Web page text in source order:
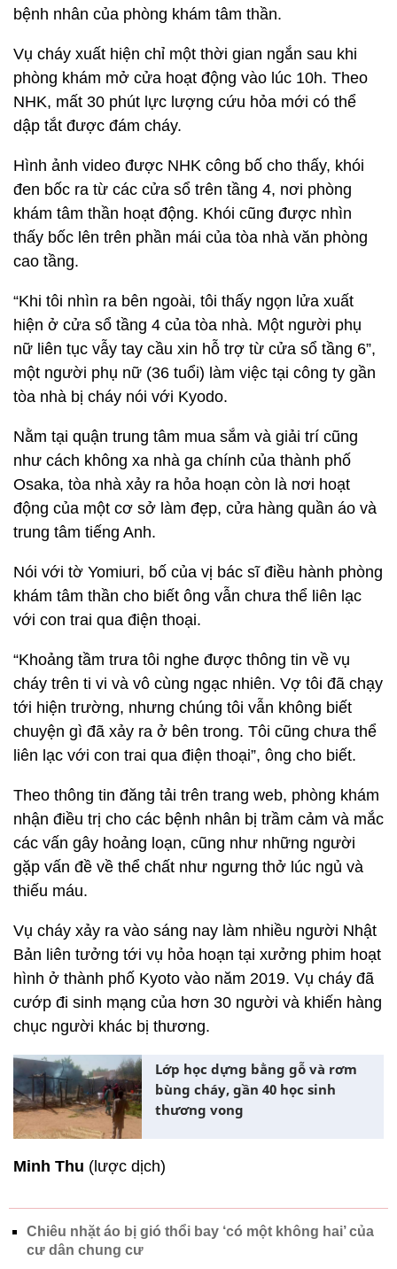
bệnh nhân của phòng khám tâm thần.
Vụ cháy xuất hiện chỉ một thời gian ngắn sau khi
phòng khám mở cửa hoạt động vào lúc 10h. Theo
NHK, mất 30 phút lực lượng cứu hỏa mới có thể
dập tắt được đám cháy.
Hình ảnh video được NHK công bố cho thấy, khói
đen bốc ra từ các cửa sổ trên tầng 4, nơi phòng
khám tâm thần hoạt động. Khói cũng được nhìn
thấy bốc lên trên phần mái của tòa nhà văn phòng
cao tầng.
“Khi tôi nhìn ra bên ngoài, tôi thấy ngọn lửa xuất
hiện ở cửa sổ tầng 4 của tòa nhà. Một người phụ
nữ liên tục vẫy tay cầu xin hỗ trợ từ cửa sổ tầng 6”,
một người phụ nữ (36 tuổi) làm việc tại công ty gần
tòa nhà bị cháy nói với Kyodo.
Nằm tại quận trung tâm mua sắm và giải trí cũng
như cách không xa nhà ga chính của thành phố
Osaka, tòa nhà xảy ra hỏa hoạn còn là nơi hoạt
động của một cơ sở làm đẹp, cửa hàng quần áo và
trung tâm tiếng Anh.
Nói với tờ Yomiuri, bố của vị bác sĩ điều hành phòng
khám tâm thần cho biết ông vẫn chưa thể liên lạc
với con trai qua điện thoại.
“Khoảng tầm trưa tôi nghe được thông tin về vụ
cháy trên ti vi và vô cùng ngạc nhiên. Vợ tôi đã chạy
tới hiện trường, nhưng chúng tôi vẫn không biết
chuyện gì đã xảy ra ở bên trong. Tôi cũng chưa thể
liên lạc với con trai qua điện thoại”, ông cho biết.
Theo thông tin đăng tải trên trang web, phòng khám
nhận điều trị cho các bệnh nhân bị trầm cảm và mắc
các vấn gây hoảng loạn, cũng như những người
gặp vấn đề về thể chất như ngưng thở lúc ngủ và
thiếu máu.
Vụ cháy xảy ra vào sáng nay làm nhiều người Nhật
Bản liên tưởng tới vụ hỏa hoạn tại xưởng phim hoạt
hình ở thành phố Kyoto vào năm 2019. Vụ cháy đã
cướp đi sinh mạng của hơn 30 người và khiến hàng
chục người khác bị thương.
Lớp học dựng bằng gỗ và rơm
bùng cháy, gần 40 học sinh
thương vong
Minh Thu (lược dịch)
Chiêu nhặt áo bị gió thổi bay ‘có một không hai’ của
cư dân chung cư